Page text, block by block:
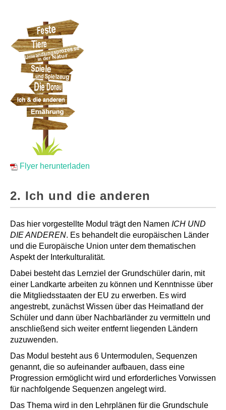
Flyer herunterladen
2. Ich und die anderen
Das hier vorgestellte Modul trägt den Namen ICH UND
DIE ANDEREN. Es behandelt die europäischen Länder
und die Europäische Union unter dem thematischen
Aspekt der Interkulturalität.
Dabei besteht das Lernziel der Grundschüler darin, mit
einer Landkarte arbeiten zu können und Kenntnisse über
die Mitgliedsstaaten der EU zu erwerben. Es wird
angestrebt, zunächst Wissen über das Heimatland der
Schüler und dann über Nachbarländer zu vermitteln und
anschließend sich weiter entfernt liegenden Ländern
zuzuwenden.
Das Modul besteht aus 6 Untermodulen, Sequenzen
genannt, die so aufeinander aufbauen, dass eine
Progression ermöglicht wird und erforderliches Vorwissen
für nachfolgende Sequenzen angelegt wird.
Das Thema wird in den Lehrplänen für die Grundschule